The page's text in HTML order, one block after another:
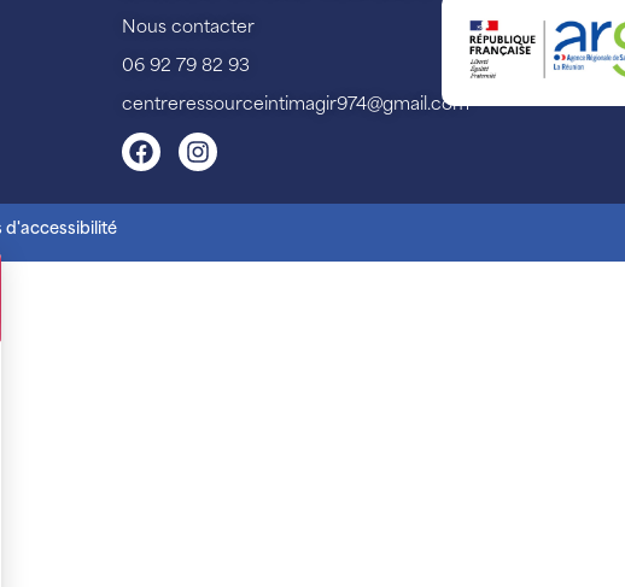
Nous contacter
06 92 79 82 93
centreressourceintimagir974@gmail.com
d'accessibilité